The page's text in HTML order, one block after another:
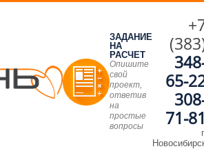
ЗАДАНИЕ
НА
РАСЧЕТ
Опишите
свой
проект,
ответив
на
простые
вопросы
65-
71-